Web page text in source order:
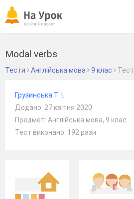
Modal verbs
Тести Англійська мова 9 клас Тест
Грузинська Т. І.
Додано: 27 квітня 2020
Предмет: Англійська мова, 9 клас
Тест виконано: 192 рази